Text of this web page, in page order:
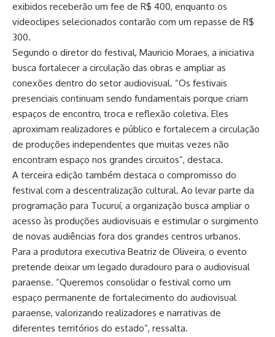
exibidos receberão um fee de R$ 400, enquanto os
videoclipes selecionados contarão com um repasse de R$
300.
Segundo o diretor do festival, Mauricio Moraes, a iniciativa
busca fortalecer a circulação das obras e ampliar as
conexões dentro do setor audiovisual. “Os festivais
presenciais continuam sendo fundamentais porque criam
espaços de encontro, troca e reflexão coletiva. Eles
aproximam realizadores e público e fortalecem a circulação
de produções independentes que muitas vezes não
encontram espaço nos grandes circuitos”, destaca.
A terceira edição também destaca o compromisso do
festival com a descentralização cultural. Ao levar parte da
programação para Tucuruí, a organização busca ampliar o
acesso às produções audiovisuais e estimular o surgimento
de novas audiências fora dos grandes centros urbanos.
Para a produtora executiva Beatriz de Oliveira, o evento
pretende deixar um legado duradouro para o audiovisual
paraense. “Queremos consolidar o festival como um
espaço permanente de fortalecimento do audiovisual
paraense, valorizando realizadores e narrativas de
diferentes territórios do estado”, ressalta.